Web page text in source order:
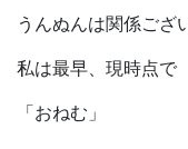
うんぬんは関係ござ
私は最早、現時点で
「おねむ」